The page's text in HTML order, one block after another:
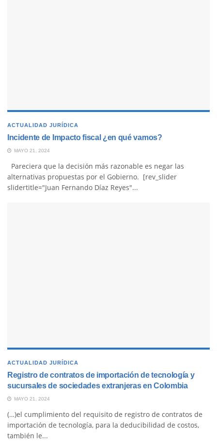
ACTUALIDAD JURÍDICA
Incidente de Impacto fiscal ¿en qué vamos?
MAYO 21, 2024
Pareciera que la decisión más razonable es negar las
alternativas propuestas por el Gobierno. [rev_slider
slidertitle="Juan Fernando Díaz Reyes"...
ACTUALIDAD JURÍDICA
Registro de contratos de importación de tecnología y
sucursales de sociedades extranjeras en Colombia
MAYO 21, 2024
(…)el cumplimiento del requisito de registro de contratos de
importación de tecnología, para la deducibilidad de costos,
también le...